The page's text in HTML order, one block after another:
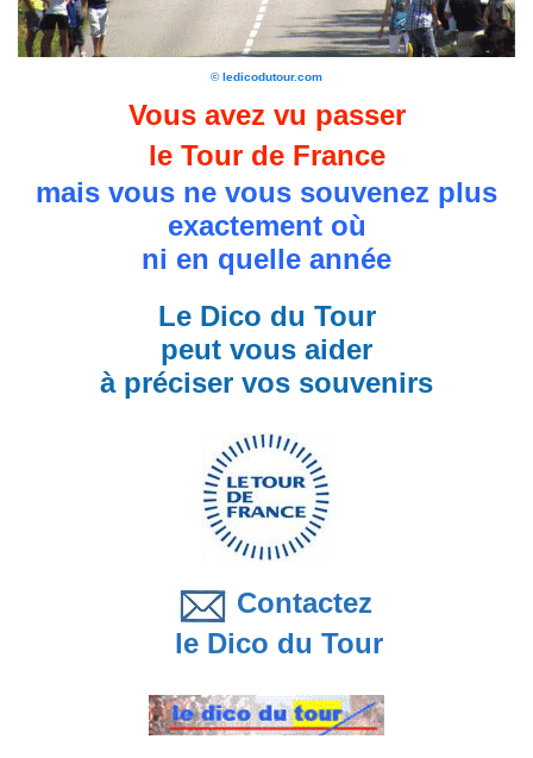
© ledicodutour.com
Vous avez vu passer
le Tour de France
mais vous ne vous souvenez plus
exactement où
ni en quelle année
Le Dico du Tour
peut vous aider
à préciser vos souvenirs
Contactez
le Dico du Tour